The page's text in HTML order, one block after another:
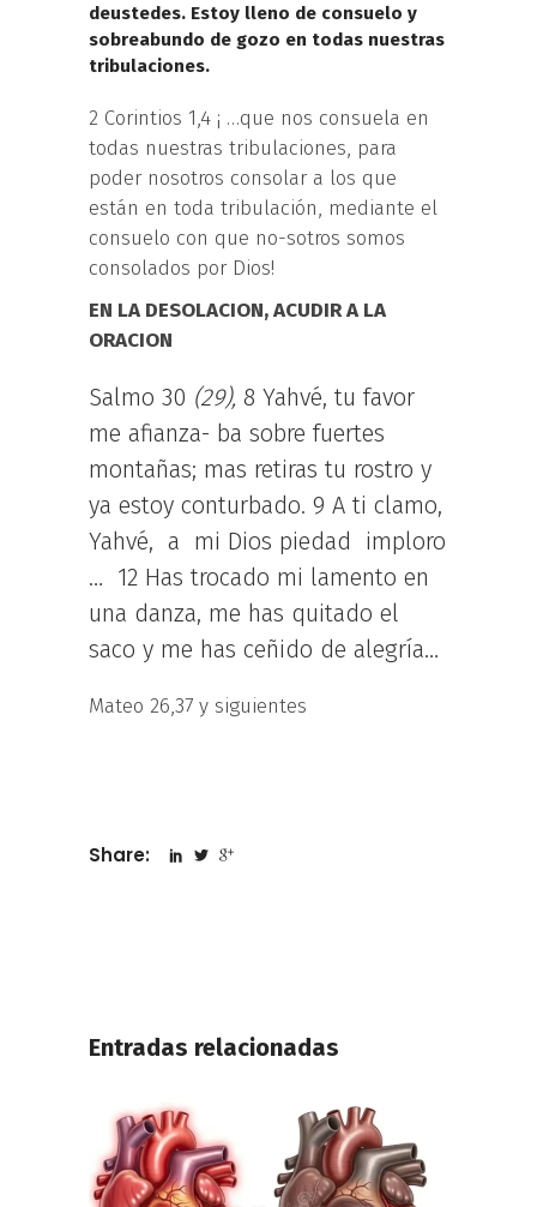
deustedes. Estoy lleno de consuelo y
sobreabundo de gozo en todas nuestras
tribulaciones.
2 Corintios 1,4 ¡ …que nos consuela en
todas nuestras tribulaciones, para
poder nosotros consolar a los que
están en toda tribulación, mediante el
consuelo con que no-sotros somos
consolados por Dios!
EN LA DESOLACION, ACUDIR A LA
ORACION
Salmo 30 (29), 8 Yahvé, tu favor
me afianza- ba sobre fuertes
montañas; mas retiras tu rostro y
ya estoy conturbado. 9 A ti clamo,
Yahvé, a mi Dios piedad imploro
… 12 Has trocado mi lamento en
una danza, me has quitado el
saco y me has ceñido de alegría…
Mateo 26,37 y siguientes
Share:
Entradas relacionadas